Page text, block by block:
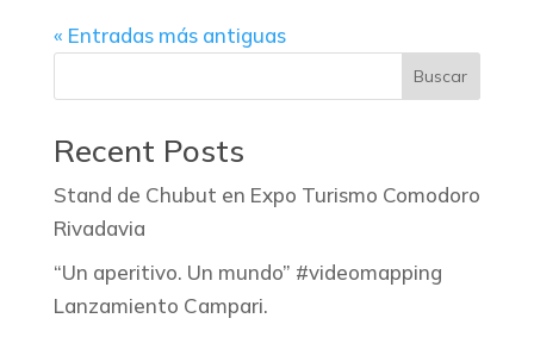
« Entradas más antiguas
Buscar
Recent Posts
Stand de Chubut en Expo Turismo Comodoro
Rivadavia
“Un aperitivo. Un mundo” #videomapping
Lanzamiento Campari.